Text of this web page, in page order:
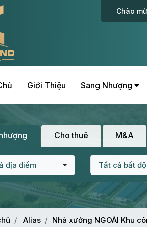
Chào
Giới Thiệu Sang Nhượng
Cho thuê M&A
địa điểm Tất cả bất
Alias Nhà xưởng NGOÀI Khu